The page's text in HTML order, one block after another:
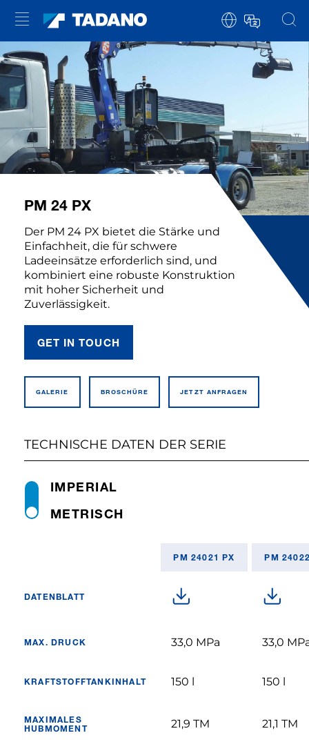
PM 24 PX
Der PM 24 PX bietet die Stärke und
Einfachheit, die für schwere
Ladeeinsätze erforderlich sind, und
kombiniert eine robuste Konstruktion
mit hoher Sicherheit und
Zuverlässigkeit.
GET IN TOUCH
GALERIE BROSCHÜRE JETZT ANFRAGEN
TECHNISCHE DATEN DER SERIE
METRISCH
IMPERIAL
PM 24021 PX PM
DATENBLATT
MAX. DRUCK 33,0 MPa 33,0
KRAFTSTOFFTANKINHALT 150 l 150 l
MAXIMALES
HUBMOMENT
21,9 TM 21,1 TM